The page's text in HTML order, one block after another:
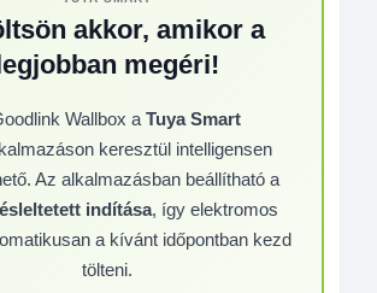
akkor, amikor a
megéri!
Wallbox a Tuya Smart
keresztül intelligensen
Az alkalmazásban beállítható a
indítása, így elektromos
a kívánt időpontban kezd
tölteni.